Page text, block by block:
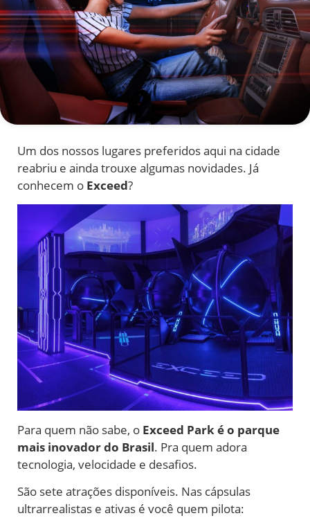
Um dos nossos lugares preferidos aqui na cidade
reabriu e ainda trouxe algumas novidades. Já
conhecem o Exceed?
Para quem não sabe, o Exceed Park é o parque
mais inovador do Brasil. Pra quem adora
tecnologia, velocidade e desafios.
São sete atrações disponíveis. Nas cápsulas
ultrarrealistas e ativas é você quem pilota: